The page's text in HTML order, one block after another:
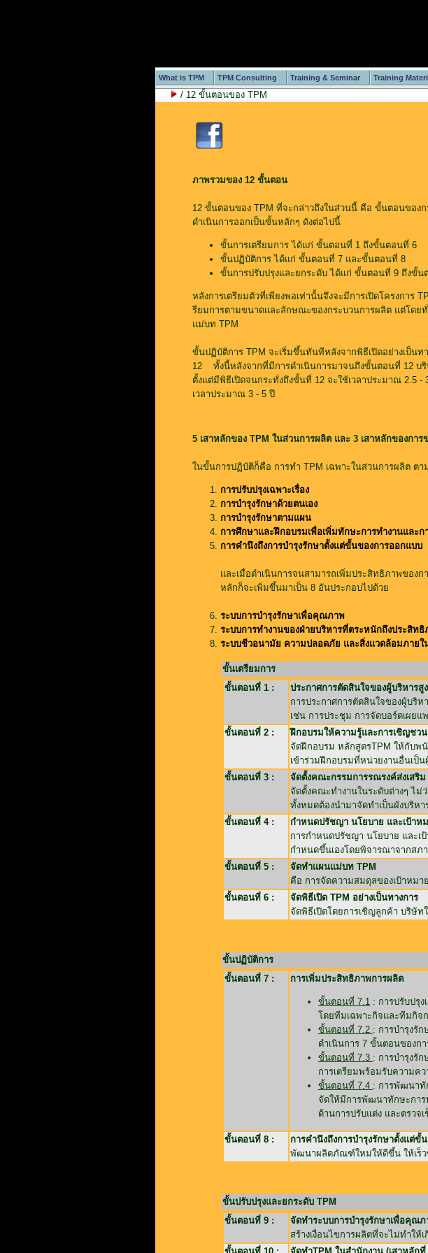
What is TPM TPM Consulting Training & Seminar Training
/ 12 ขั้นตอนของ TPM
ภาพรวมของ 12 ขั้นตอน
12 ขั้นตอนของ TPM ที่จะกล่าวถึงในส่วนนี้ คือ ขั้นตอนของก
ดำเนินการออกเป็นขั้นหลักๆ ดังต่อไปนี้
ขั้นการเตรียมการ ได้แก่ ขั้นตอนที่ 1 ถึงขั้นตอนที่ 6
ขั้นปฏิบัติการ ได้แก่ ขั้นตอนที่ 7 และขั้นตอนที่ 8
ขั้นการปรับปรุงและยกระดับ ได้แก่ ขั้นตอนที่ 9 ถึงขั้น
หลังการเตรียมตัวที่เพียงพอเท่านั้นจึงจะมีการเปิดโครงการ
รียมการตามขนาดและลักษณะของกระบวนการผลิต แต่โดย
แม่บท TPM
ขั้นปฏิบัติการ TPM จะเริ่มขึ้นทันทีหลังจากพิธีเปิดอย่างเป็น
12 ทั้งนี้หลังจากที่มีการดำเนินการมาจนถึงขั้นตอนที่ 12 บ
ตั้งแต่มีพิธีเปิดจนกระทั่งถึงขั้นที่ 12 จะใช้เวลาประมาณ 2.5
เวลาประมาณ 3 - 5 ปี
5 เสาหลักของ TPM ในส่วนการผลิต และ 3 เสาหลักของกา
ในขั้นการปฏิบัติก็คือ การทำ TPM เฉพาะในส่วนการผลิต ตา
การปรับปรุงเฉพาะเรื่อง
การบำรุงรักษาด้วยตนเอง
การบำรุงรักษาตามแผน
การศึกษาและฝึกอบรมเพื่อเพิ่มทักษะการทำงานและก
การคำนึงถึงการบำรุงรักษาตั้งแต่ขั้นของการออกแบบ
และเมื่อดำเนินการจนสามารถเพิ่มประสิทธิภาพของ
หลักก็จะเพิ่มขึ้นมาเป็น 8 อันประกอบไปด้วย
ระบบการบำรุงรักษาเพื่อคุณภาพ
ระบบการทำงานของฝ่ายบริหารที่ตระหนักถึงประสิท
ระบบชีวอนามัย ความปลอดภัย และสิ่งแวดล้อมภายใ
ขั้นเตรียมการ
ขั้นตอนที่ 1 :
ประกาศการตัดสินใจของผู้บริหารสู
การประกาศการตัดสินใจของผู้บริ
เช่น การประชุม การจัดบอร์ดเผย
ขั้นตอนที่ 2 :
ฝึกอบรมให้ความรู้และการเชิญชวน
จัดฝึกอบรม หลักสูตรTPM ให้กับพ
เข้าร่วมฝึกอบรมที่หน่วยงานอื่นเป็น
ขั้นตอนที่ 3 :
จัดตั้งคณะกรรมการรณรงค์ส่งเสริม
จัดตั้งคณะทำงานในระดับต่างๆ ไม่
ทั้งหมดต้องนำมาจัดทำเป็นผังบริหา
ขั้นตอนที่ 4 :
กำหนดปรัชญา นโยบาย และเป้าห
การกำหนดปรัชญา นโยบาย และเ
กำหนดขึ้นเองโดยพิจารณาจากสภ
ขั้นตอนที่ 5 :
จัดทำแผนแม่บท TPM
คือ การจัดความสมดุลของเป้าหมา
ขั้นตอนที่ 6 :
จัดพิธีเปิด TPM อย่างเป็นทางการ
จัดพิธีเปิดโดยการเชิญลูกค้า บริษัท
ขั้นปฏิบัติการ
ขั้นตอนที่ 7 :
การเพิ่มประสิทธิภาพการผลิต
ขั้นตอนที่ 7.1 : การปรับปรุง
โดยทีมเฉพาะกิจและทีมกิจ
ขั้นตอนที่ 7.2 : การบำรุงรัก
ดำเนินการ 7 ขั้นตอนของก
ขั้นตอนที่ 7.3 : การบำรุงรั
การเตรียมพร้อมรับความค
ขั้นตอนที่ 7.4 : การพัฒนาทั
จัดให้มีการพัฒนาทักษะการ
ด้านการปรับแต่ง และตรวจ
ขั้นตอนที่ 8 :
การคำนึงถึงการบำรุงรักษาตั้งแต่ขั้
พัฒนาผลิตภัณฑ์ใหม่ให้ดีขึ้น ให้เร็ว
ขั้นปรับปรุงและยกระดับ TPM
ขั้นตอนที่ 9 :
จัดทำระบบการบำรุงรักษาเพื่อคุณภ
สร้างเงื่อนไขการผลิตที่จะไม่ทำให้